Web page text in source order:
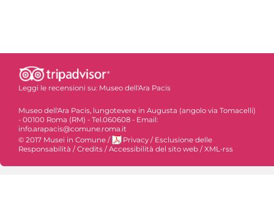
Leggi le recensioni su: Museo dell'Ara Pacis
Museo dell'Ara Pacis, lungotevere in Augusta (angolo via Tomacelli)
- 00100 Roma (RM) - Tel.060608 - Email:
info.arapacis@comune.roma.it
© 2017 Musei in Comune / Privacy / Esclusione delle
Responsabilità / Credits / Accessibilità del sito web / XML-rss